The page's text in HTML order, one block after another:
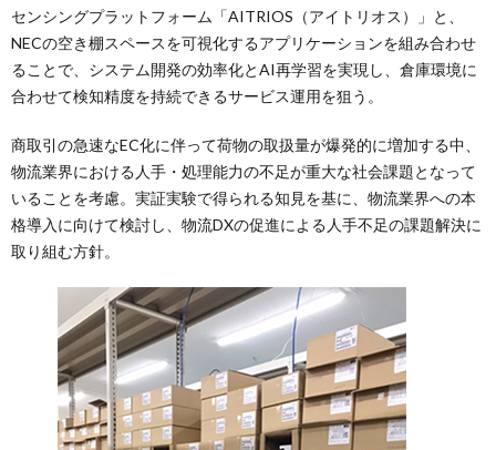
センシングプラットフォーム「AITRIOS（アイトリオス）」と、
NECの空き棚スペースを可視化するアプリケーションを組み合わせ
ることで、システム開発の効率化とAI再学習を実現し、倉庫環境に
合わせて検知精度を持続できるサービス運用を狙う。
商取引の急速なEC化に伴って荷物の取扱量が爆発的に増加する中、
物流業界における人手・処理能力の不足が重大な社会課題となって
いることを考慮。実証実験で得られる知見を基に、物流業界への本
格導入に向けて検討し、物流DXの促進による人手不足の課題解決に
取り組む方針。